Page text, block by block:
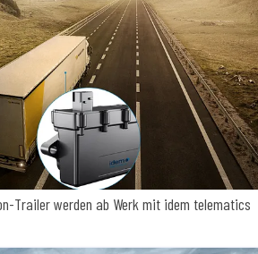
Trailer werden ab Werk mit idem telematics